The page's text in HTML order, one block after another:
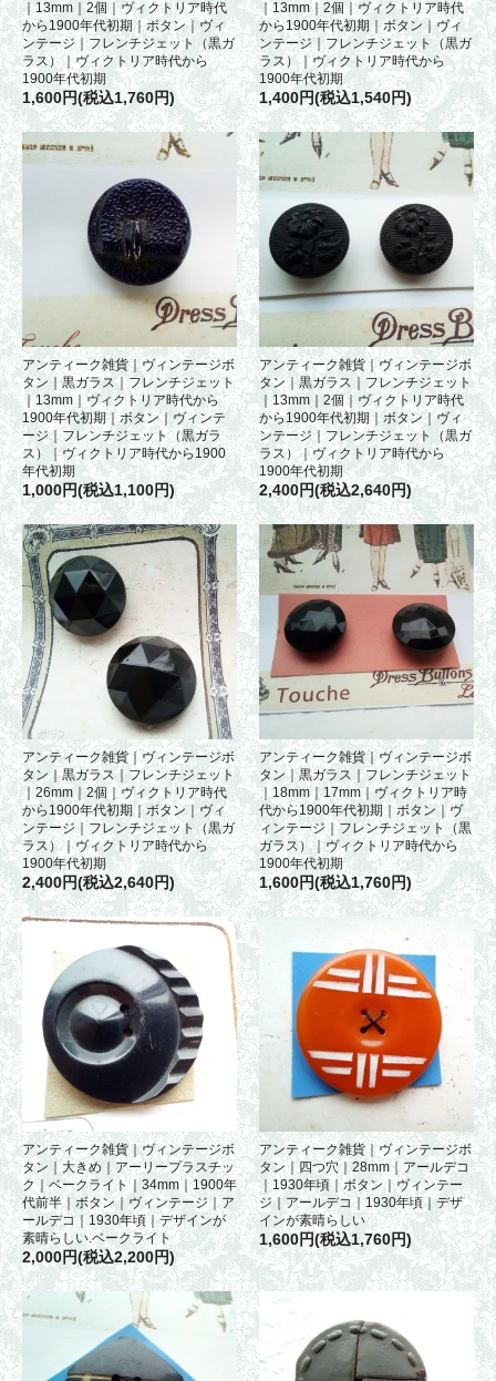
｜13mm｜2個｜ヴィクトリア時代
から1900年代初期｜ボタン｜ヴィ
ンテージ｜フレンチジェット（黒ガ
ラス）｜ヴィクトリア時代から
1900年代初期
1,600円(税込1,760円)
｜13mm｜2個｜ヴィクトリア時代
から1900年代初期｜ボタン｜ヴィ
ンテージ｜フレンチジェット（黒ガ
ラス）｜ヴィクトリア時代から
1900年代初期
1,400円(税込1,540円)
アンティーク雑貨｜ヴィンテージボ
タン｜黒ガラス｜フレンチジェット
｜13mm｜ヴィクトリア時代から
1900年代初期｜ボタン｜ヴィンテ
ージ｜フレンチジェット（黒ガラ
ス）｜ヴィクトリア時代から1900
年代初期
1,000円(税込1,100円)
アンティーク雑貨｜ヴィンテージボ
タン｜黒ガラス｜フレンチジェット
｜13mm｜2個｜ヴィクトリア時代
から1900年代初期｜ボタン｜ヴィ
ンテージ｜フレンチジェット（黒ガ
ラス）｜ヴィクトリア時代から
1900年代初期
2,400円(税込2,640円)
アンティーク雑貨｜ヴィンテージボ
タン｜黒ガラス｜フレンチジェット
｜26mm｜2個｜ヴィクトリア時代
から1900年代初期｜ボタン｜ヴィ
ンテージ｜フレンチジェット（黒ガ
ラス）｜ヴィクトリア時代から
1900年代初期
2,400円(税込2,640円)
アンティーク雑貨｜ヴィンテージボ
タン｜黒ガラス｜フレンチジェット
｜18mm｜17mm｜ヴィクトリア時
代から1900年代初期｜ボタン｜ヴ
ィンテージ｜フレンチジェット（黒
ガラス）｜ヴィクトリア時代から
1900年代初期
1,600円(税込1,760円)
アンティーク雑貨｜ヴィンテージボ
タン｜大きめ｜アーリープラスチッ
ク｜ベークライト｜34mm｜1900年
代前半｜ボタン｜ヴィンテージ｜ア
ールデコ｜1930年頃｜デザインが
素晴らしい.ベークライト
2,000円(税込2,200円)
アンティーク雑貨｜ヴィンテージボ
タン｜四つ穴｜28mm｜アールデコ
｜1930年頃｜ボタン｜ヴィンテー
ジ｜アールデコ｜1930年頃｜デザ
インが素晴らしい
1,600円(税込1,760円)